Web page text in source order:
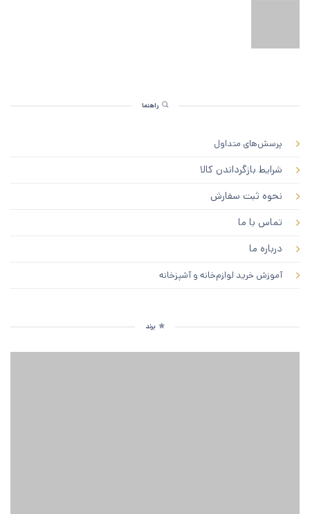
راهنما
پرسش‌های متداول
شرایط بازگرداندن کالا
نحوه ثبت سفارش
تماس با ما
درباره ما
آموزش خرید لوازم‌خانه و آشپزخانه
برند